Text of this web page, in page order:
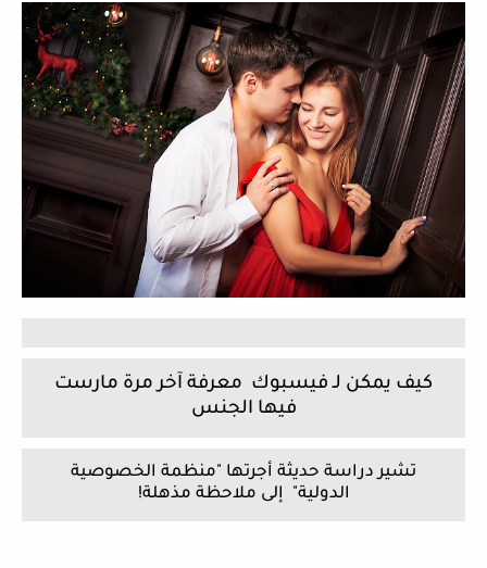
كيف يمكن لـ فيسبوك معرفة آخر مرة مارست
فيها الجنس
تشير دراسة حديثة أجرتها "منظمة الخصوصية
الدولية" إلى ملاحظة مذهلة!